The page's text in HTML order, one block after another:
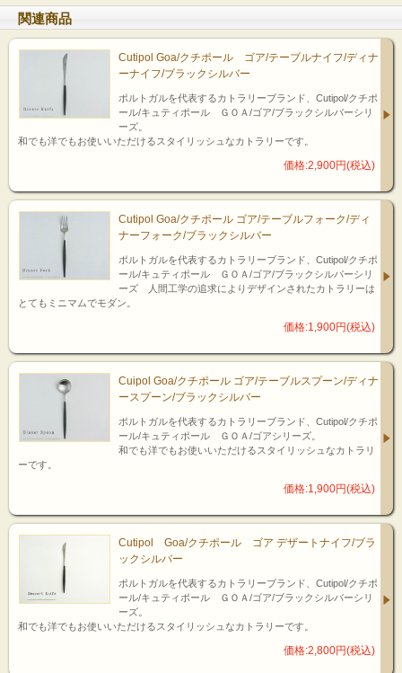
関連商品
Cutipol Goa/クチポール ゴア/テーブルナイフ/ディナ
ーナイフ/ブラックシルバー
ポルトガルを代表するカトラリーブランド、Cutipol/クチポ
ール/キュティポール ＧＯＡ/ゴア/ブラックシルバーシリ
ーズ。
和でも洋でもお使いいただけるスタイリッシュなカトラリーです。
価格:2,900円(税込)
Cutipol Goa/クチポール ゴア/テーブルフォーク/ディ
ナーフォーク/ブラックシルバー
ポルトガルを代表するカトラリーブランド、Cutipol/クチポ
ール/キュティポール ＧＯＡ/ゴア/ブラックシルバーシリ
ーズ 人間工学の追求によりデザインされたカトラリーは
とてもミニマムでモダン。
価格:1,900円(税込)
Cuipol Goa/クチポール ゴア/テーブルスプーン/ディナ
ースプーン/ブラックシルバー
ポルトガルを代表するカトラリーブランド、Cutipol/クチポ
ール/キュティポール ＧＯＡ/ゴアシリーズ。
和でも洋でもお使いいただけるスタイリッシュなカトラリ
ーです。
価格:1,900円(税込)
Cutipol Goa/クチポール ゴア デザートナイフ/ブラ
ックシルバー
ポルトガルを代表するカトラリーブランド、Cutipol/クチポ
ール/キュティポール ＧＯＡ/ゴア/ブラックシルバーシリ
ーズ。
和でも洋でもお使いいただけるスタイリッシュなカトラリーです。
価格:2,800円(税込)